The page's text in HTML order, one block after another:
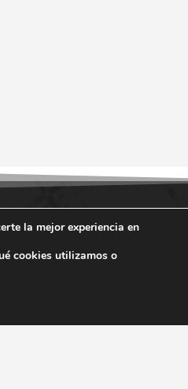
la mejor experiencia en
cookies utilizamos o